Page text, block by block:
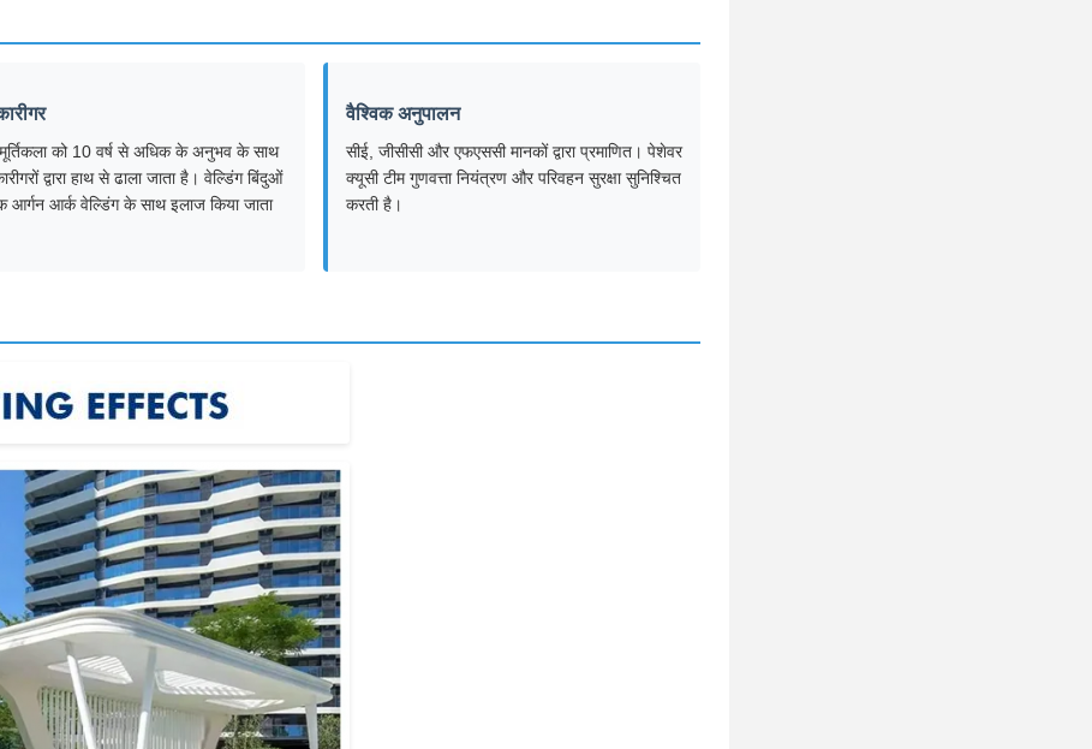
को 10 वर्ष से अधिक के अनुभव के साथ
द्वारा हाथ से ढाला जाता है। वेल्डिंग बिंदुओं
आर्गन आर्क वेल्डिंग के साथ इलाज किया जाता
वैश्विक अनुपालन
सीई, जीसीसी और एफएससी मानकों द्वारा प्रमाणित। पेशेवर
क्यूसी टीम गुणवत्ता नियंत्रण और परिवहन सुरक्षा सुनिश्चित
करती है।